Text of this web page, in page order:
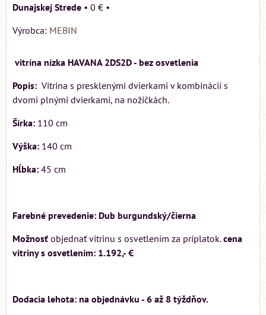
Dunajskej Strede • 0 € •
Výrobca: MEBIN
vitrína nízka HAVANA 2DS2D - bez osvetlenia
Popis: Vitrina s presklenými dvierkami v kombinácií s
dvomi plnými dvierkami, na nožičkách.
Šírka: 110 cm
Výška: 140 cm
Hĺbka: 45 cm
Farebné prevedenie: Dub burgundský/čierna
Možnosť objednať vitrinu s osvetlením za príplatok.cena
vitriny s osvetlením: 1.192,- €
Dodacia lehota: na objednávku - 6 až 8 týždňov.